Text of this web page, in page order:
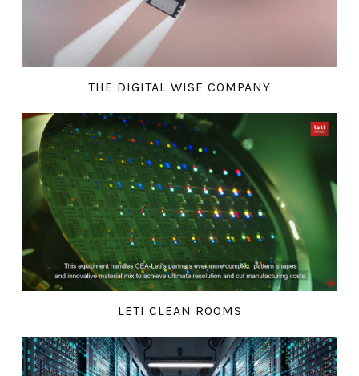
THE DIGITAL WISE COMPANY
LETI CLEAN ROOMS